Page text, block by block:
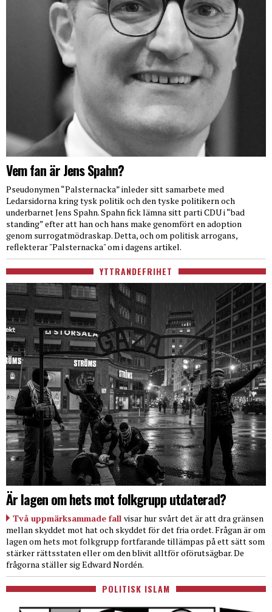
Vem fan är Jens Spahn?
Pseudonymen “Palsternacka” inleder sitt samarbete med
Ledarsidorna kring tysk politik och den tyske politikern och
underbarnet Jens Spahn. Spahn fick lämna sitt parti CDU i “bad
standing” efter att han och hans make genomfört en adoption
genom surrogatmödraskap. Detta, och om politisk arrogans,
reflekterar "Palsternacka" om i dagens artikel.
YTTRANDEFRIHET
Är lagen om hets mot folkgrupp utdaterad?
Två uppmärksammade fall visar hur svårt det är att dra gränsen
mellan skyddet mot hat och skyddet för det fria ordet. Frågan är om
lagen om hets mot folkgrupp fortfarande tillämpas på ett sätt som
stärker rättsstaten eller om den blivit alltför oförutsägbar. De
frågorna ställer sig Edward Nordén.
POLITISK ISLAM